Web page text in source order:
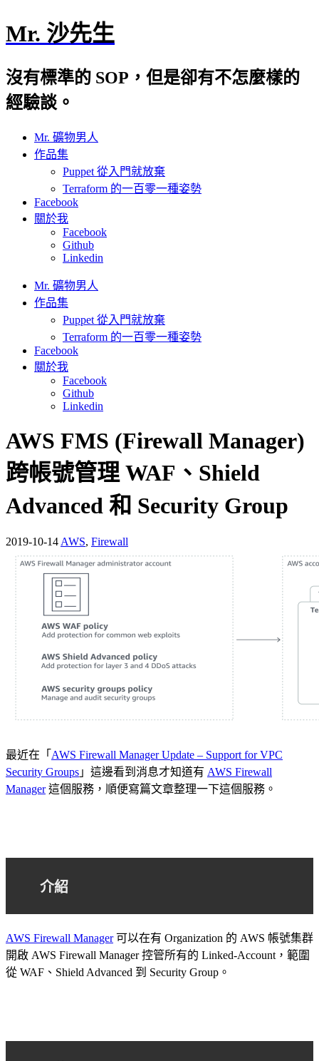
Mr. 沙先生
沒有標準的 SOP，但是卻有不怎麼樣的
經驗談。
Mr. 礦物男人
作品集
Puppet 從入門就放棄
Terraform 的一百零一種姿勢
Facebook
關於我
Facebook
Github
Linkedin
Mr. 礦物男人
作品集
Puppet 從入門就放棄
Terraform 的一百零一種姿勢
Facebook
關於我
Facebook
Github
Linkedin
AWS FMS (Firewall Manager)
跨帳號管理 WAF、Shield
Advanced 和 Security Group
2019-10-14 AWS, Firewall
最近在「 AWS Firewall Manager Update – Support for VPC
Security Groups 」這邊看到消息才知道有 AWS Firewall
Manager這個服務，順便寫篇文章整理一下這個服務。
介紹
AWS Firewall Manager可以在有 Organization 的 AWS 帳號集群
開啟 AWS Firewall Manager 控管所有的 Linked-Account，範圍
從 WAF、Shield Advanced 到 Security Group。